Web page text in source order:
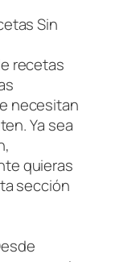
Sin
recetas
necesitan
Ya sea
quieras
sección